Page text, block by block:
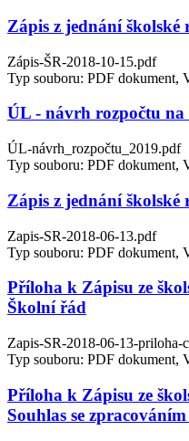
Zápis z jednání školské
Zápis-ŠR-2018-10-15.pdf
Typ souboru: PDF dokument,
ÚL - návrh rozpočtu na
ÚL-návrh_rozpočtu_2019.pdf
Typ souboru: PDF dokument,
Zápis z jednání školské
Zapis-SR-2018-06-13.pdf
Typ souboru: PDF dokument,
Příloha k Zápisu ze
Školní řád
Zapis-SR-2018-06-13-priloha-
Typ souboru: PDF dokument,
Příloha k Zápisu ze
Souhlas se